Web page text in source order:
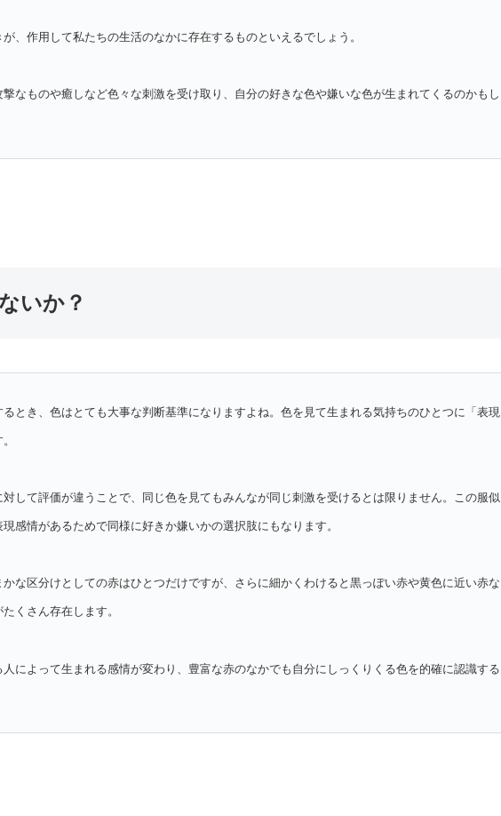
、作用して私たちの生活のなかに存在するものといえるでしょう。
なものや癒しなど色々な刺激を受け取り、自分の好きな色や嫌いな色が生まれてくるのかもし
いか？
とき、色はとても大事な判断基準になりますよね。色を見て生まれる気持ちのひとつに「表現
して評価が違うことで、同じ色を見てもみんなが同じ刺激を受けるとは限りません。この服似
感情があるためで同様に好きか嫌いかの選択肢にもなります。
な区分けとしての赤はひとつだけですが、さらに細かくわけると黒っぽい赤や黄色に近い赤な
くさん存在します。
によって生まれる感情が変わり、豊富な赤のなかでも自分にしっくりくる色を的確に認識する